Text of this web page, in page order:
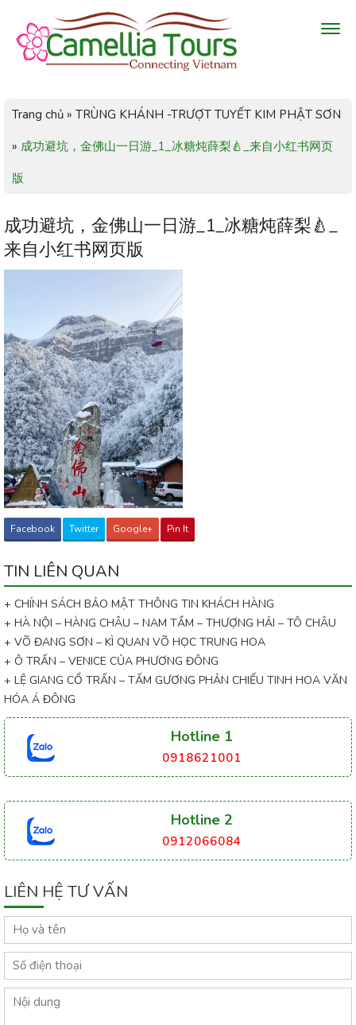
Trang chủ » TRÙNG KHÁNH -TRƯỢT TUYẾT KIM PHẬT SƠN
» 成功避坑，金佛山一日游_1_冰糖炖薛梨🍐_来自小红书网页
版
成功避坑，金佛山一日游_1_冰糖炖薛梨🍐_
来自小红书网页版
Facebook Twitter Google+ Pin It
TIN LIÊN QUAN
+ CHÍNH SÁCH BẢO MẬT THÔNG TIN KHÁCH HÀNG
+ HÀ NỘI – HÀNG CHÂU – NAM TẦM – THƯỢNG HẢI – TÔ CHÂU
+ VÕ ĐANG SƠN – KÌ QUAN VÕ HỌC TRUNG HOA
+ Ô TRẤN – VENICE CỦA PHƯƠNG ĐÔNG
+ LỆ GIANG CỔ TRẤN – TẤM GƯƠNG PHẢN CHIẾU TINH HOA VĂN
HÓA Á ĐÔNG
Hotline 1
0918621001
Hotline 2
0912066084
LIÊN HỆ TƯ VẤN